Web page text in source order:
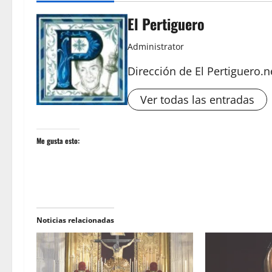
El Pertiguero
Administrator
Dirección de El
Ver todas las entradas
Me gusta esto:
Noticias relacionadas